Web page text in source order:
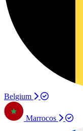
Belgium
Marrocos